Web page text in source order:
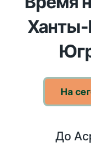
Ханты-
На
До